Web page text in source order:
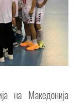
на Македонија